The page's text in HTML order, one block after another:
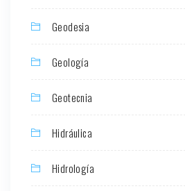
Geodesia
Geología
Geotecnia
Hidráulica
Hidrología